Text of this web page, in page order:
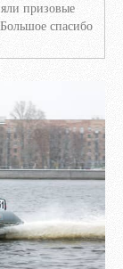
призовые
спасибо